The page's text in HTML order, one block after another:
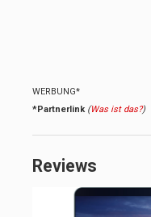
WERBUNG*
*Partnerlink (Was ist das?)
Reviews